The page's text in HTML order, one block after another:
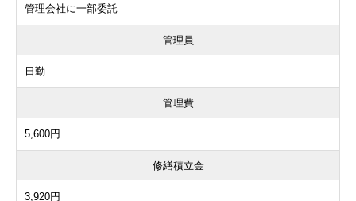
管理会社に一部委託
管理員
日勤
管理費
5,600円
修繕積立金
3,920円